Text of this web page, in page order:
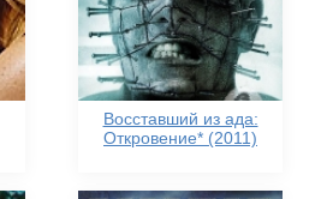
Восставший из ада:
Откровение* (2011)